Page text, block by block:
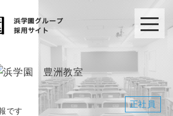
です
正社員